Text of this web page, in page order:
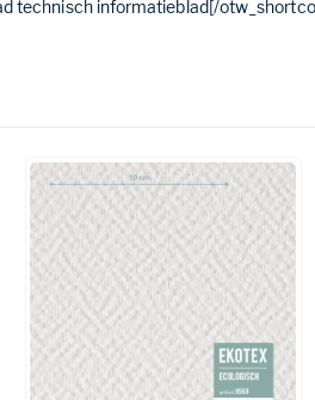
technisch informatieblad[/